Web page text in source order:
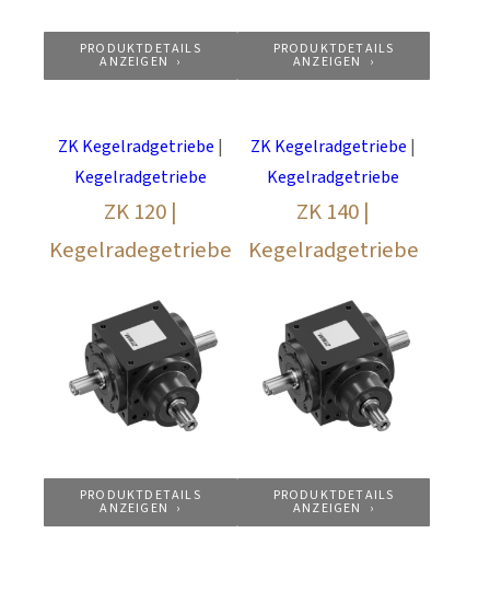
PRODUKTDETAILS
ANZEIGEN
PRODUKTDETAILS
ANZEIGEN
ZK Kegelradgetriebe |
Kegelradgetriebe
ZK 120 |
Kegelradegetriebe
PRODUKTDETAILS
ANZEIGEN
ZK Kegelradgetriebe |
Kegelradgetriebe
ZK 140 |
Kegelradgetriebe
PRODUKTDETAILS
ANZEIGEN